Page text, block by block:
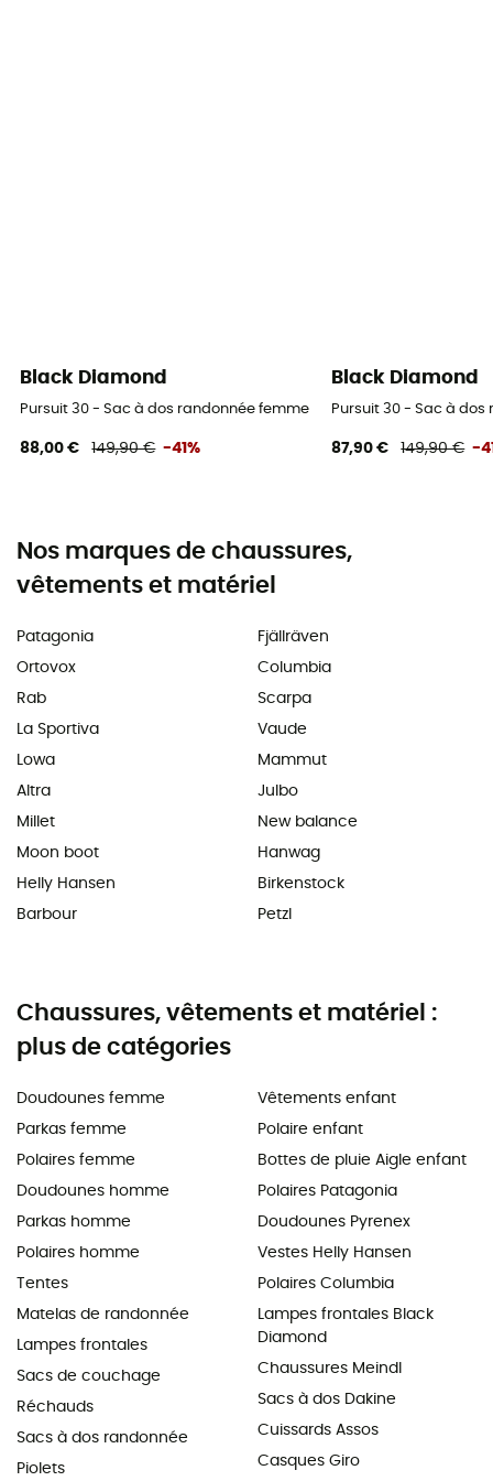
Black Diamond
Pursuit 30 - Sac à dos randonnée femme
88,00 € 149,90 € -41%
Black Diamond
Pursuit 30 - Sac à
87,90 € 149,90 € -
Nos marques de chaussures,
vêtements et matériel
Patagonia
Ortovox
Rab
La Sportiva
Lowa
Altra
Millet
Moon boot
Helly Hansen
Barbour
Fjällräven
Columbia
Scarpa
Vaude
Mammut
Julbo
New balance
Hanwag
Birkenstock
Petzl
Chaussures, vêtements et matériel :
plus de catégories
Doudounes femme
Parkas femme
Polaires femme
Doudounes homme
Parkas homme
Polaires homme
Tentes
Matelas de randonnée
Lampes frontales
Sacs de couchage
Réchauds
Sacs à dos randonnée
Piolets
Vêtements enfant
Polaire enfant
Bottes de pluie Aigle enfant
Polaires Patagonia
Doudounes Pyrenex
Vestes Helly Hansen
Polaires Columbia
Lampes frontales Black
Diamond
Chaussures Meindl
Sacs à dos Dakine
Cuissards Assos
Casques Giro